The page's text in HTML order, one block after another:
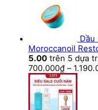
Moroccanoil
5.00 trên 5 dựa
700.000₫ –